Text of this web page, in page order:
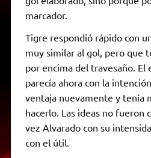
marcador.
Tigre respondió rápido con
muy similar al gol, pero que
por encima del travesaño. El
parecía ahora con la
ventaja nuevamente y tenía
hacerlo. Las ideas no fueron
vez Alvarado con su
con el útil.